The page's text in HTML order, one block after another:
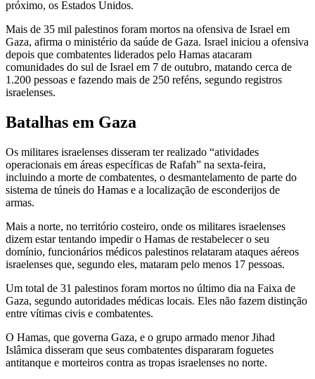
próximo, os Estados Unidos.
Mais de 35 mil palestinos foram mortos na ofensiva de Israel em
Gaza, afirma o ministério da saúde de Gaza. Israel iniciou a ofensiva
depois que combatentes liderados pelo Hamas atacaram
comunidades do sul de Israel em 7 de outubro, matando cerca de
1.200 pessoas e fazendo mais de 250 reféns, segundo registros
israelenses.
Batalhas em Gaza
Os militares israelenses disseram ter realizado “atividades
operacionais em áreas específicas de Rafah” na sexta-feira,
incluindo a morte de combatentes, o desmantelamento de parte do
sistema de túneis do Hamas e a localização de esconderijos de
armas.
Mais a norte, no território costeiro, onde os militares israelenses
dizem estar tentando impedir o Hamas de restabelecer o seu
domínio, funcionários médicos palestinos relataram ataques aéreos
israelenses que, segundo eles, mataram pelo menos 17 pessoas.
Um total de 31 palestinos foram mortos no último dia na Faixa de
Gaza, segundo autoridades médicas locais. Eles não fazem distinção
entre vítimas civis e combatentes.
O Hamas, que governa Gaza, e o grupo armado menor Jihad
Islâmica disseram que seus combatentes dispararam foguetes
antitanque e morteiros contra as tropas israelenses no norte.